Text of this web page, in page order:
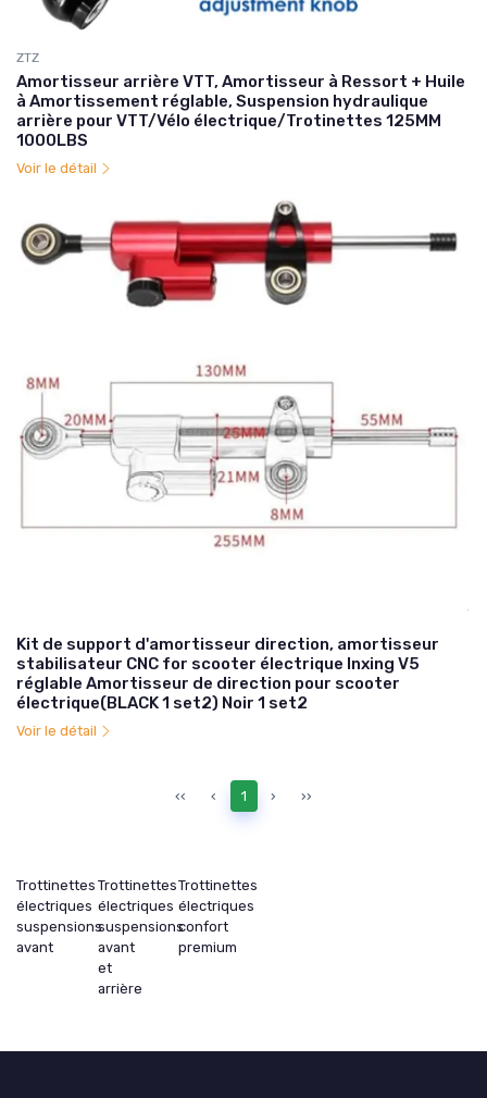
ZTZ
Amortisseur arrière VTT, Amortisseur à Ressort + Huile
à Amortissement réglable, Suspension hydraulique
arrière pour VTT/Vélo électrique/Trotinettes 125MM
1000LBS
Voir le détail
Kit de support d'amortisseur direction, amortisseur
stabilisateur CNC for scooter électrique Inxing V5
réglable Amortisseur de direction pour scooter
électrique(BLACK 1 set2) Noir 1 set2
Voir le détail
‹‹ ‹ 1 › ››
Trottinettes
électriques
suspensions
avant
Trottinettes
électriques
suspensions
avant
et
arrière
Trottinettes
électriques
confort
premium